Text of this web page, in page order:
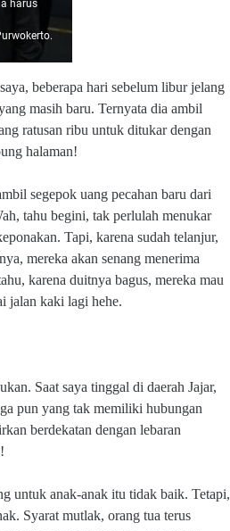
harus
beberapa hari sebelum libur jelang
masih baru. Ternyata dia ambil
ratusan ribu untuk ditukar dengan
halaman!
segepok uang pecahan baru dari
tahu begini, tak perlulah menukar
Tapi, karena sudah telanjur,
mereka akan senang menerima
karena duitnya bagus, mereka mau
jalan kaki lagi hehe.
Saat saya tinggal di daerah Jajar,
pun yang tak memiliki hubungan
berdekatan dengan lebaran
untuk anak-anak itu tidak baik. Tetapi,
Syarat mutlak, orang tua terus